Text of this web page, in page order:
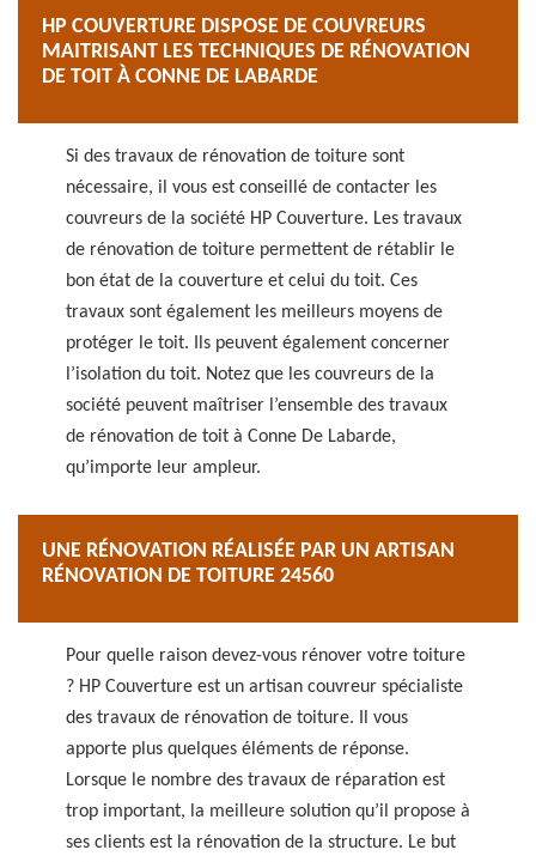
HP COUVERTURE DISPOSE DE COUVREURS
MAITRISANT LES TECHNIQUES DE RÉNOVATION
DE TOIT À CONNE DE LABARDE
Si des travaux de rénovation de toiture sont
nécessaire, il vous est conseillé de contacter les
couvreurs de la société HP Couverture. Les travaux
de rénovation de toiture permettent de rétablir le
bon état de la couverture et celui du toit. Ces
travaux sont également les meilleurs moyens de
protéger le toit. Ils peuvent également concerner
l’isolation du toit. Notez que les couvreurs de la
société peuvent maîtriser l’ensemble des travaux
de rénovation de toit à Conne De Labarde,
qu’importe leur ampleur.
UNE RÉNOVATION RÉALISÉE PAR UN ARTISAN
RÉNOVATION DE TOITURE 24560
Pour quelle raison devez-vous rénover votre toiture
? HP Couverture est un artisan couvreur spécialiste
des travaux de rénovation de toiture. Il vous
apporte plus quelques éléments de réponse.
Lorsque le nombre des travaux de réparation est
trop important, la meilleure solution qu’il propose à
ses clients est la rénovation de la structure. Le but